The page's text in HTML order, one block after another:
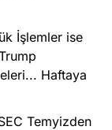
İşlemler ise
Haftaya
Temyizden